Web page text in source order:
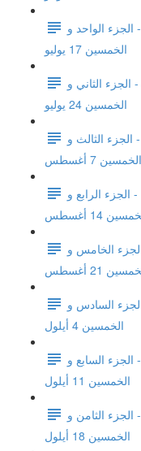
الواحد و
الخمسين 17 يوليو
الثاني و
الخمسين 24 يوليو
الثالث و
الخمسين 7 أغسطس
الرابع و
14 أغسطس
الخامس و
21 أغسطس
السادس و
الخمسين 4 أيلول
السابع و
الخمسين 11 أيلول
الثامن و
الخمسين 18 أيلول